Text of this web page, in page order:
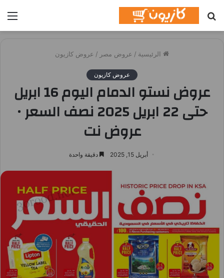
عن
الرئيسية / عروض مصر / عروض كازيون
عروض كازيون
عروض نستو الدمام اليوم 16 ابريل
حتى 22 ابريل 2025 نصف السعر •
عروض نت
أبريل 15, 2025 دقيقة واحدة